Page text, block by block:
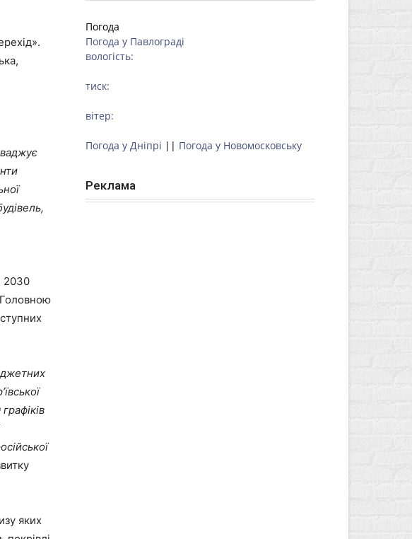
2030
яких
Погода
Погода у Павлограді
вологість:
тиск:
вітер:
Погода у Дніпрі || Погода у Новомосковську
Реклама